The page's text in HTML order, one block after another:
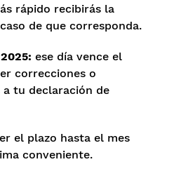
rápido recibirás la
de que corresponda.
ese día vence el
correcciones o
tu declaración de
el plazo hasta el mes
conveniente.